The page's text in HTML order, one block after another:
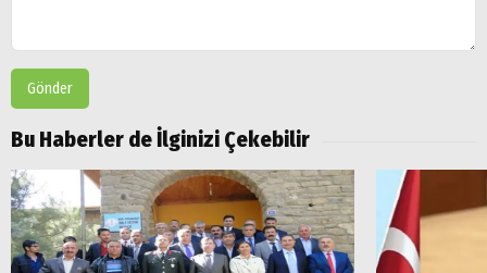
Gönder
Bu Haberler de İlginizi Çekebilir